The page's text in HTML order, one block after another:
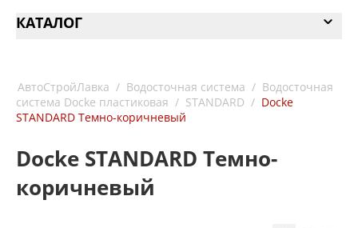
КАТАЛОГ
АвтоСтройЛавка / Водосточная система / Водосточная
система Docke пластиковая / STANDARD / Docke
STANDARD Темно-коричневый
Docke STANDARD Темно-
коричневый